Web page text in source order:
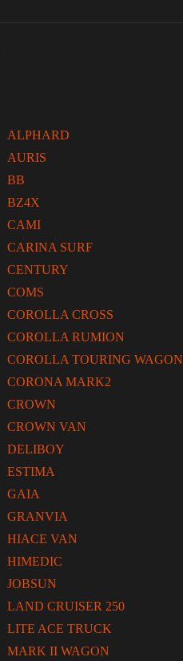
ALPHARD
AURIS
BB
BZ4X
CAMI
CARINA SURF
CENTURY
COMS
COROLLA CROSS
COROLLA RUMION
COROLLA TOURING WAGON
CORONA MARK2
CROWN
CROWN VAN
DELIBOY
ESTIMA
GAIA
GRANVIA
HIACE VAN
HIMEDIC
JOBSUN
LAND CRUISER 250
LITE ACE TRUCK
MARK II WAGON